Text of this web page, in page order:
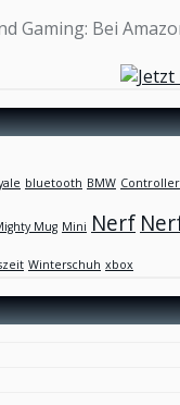
Gaming: Bei
bluetooth BMW Controller
Mug Mini Nerf
Winterschuh xbox